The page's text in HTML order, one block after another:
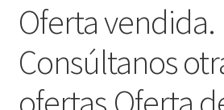
140-
21
mm
cantidad
Oferta vendida.
Consúltanos